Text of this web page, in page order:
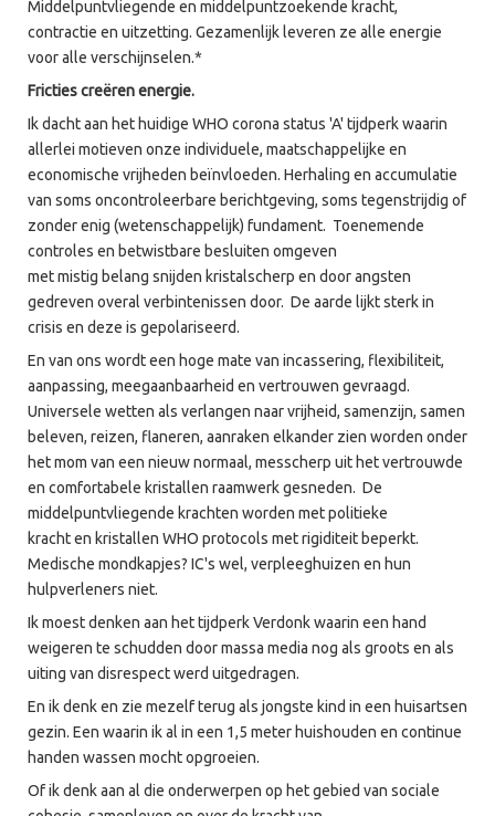
Middelpuntvliegende en middelpuntzoekende kracht,
contractie en uitzetting. Gezamenlijk leveren ze alle energie
voor alle verschijnselen.*
Fricties creëren energie.
Ik dacht aan het huidige WHO corona status 'A' tijdperk waarin
allerlei motieven onze individuele, maatschappelijke en
economische vrijheden beïnvloeden. Herhaling en accumulatie
van soms oncontroleerbare berichtgeving, soms tegenstrijdig of
zonder enig (wetenschappelijk) fundament. Toenemende
controles en betwistbare besluiten omgeven
met mistig belang snijden kristalscherp en door angsten
gedreven overal verbintenissen door. De aarde lijkt sterk in
crisis en deze is gepolariseerd.
En van ons wordt een hoge mate van incassering, flexibiliteit,
aanpassing, meegaanbaarheid en vertrouwen gevraagd.
Universele wetten als verlangen naar vrijheid, samenzijn, samen
beleven, reizen, flaneren, aanraken elkander zien worden onder
het mom van een nieuw normaal, messcherp uit het vertrouwde
en comfortabele kristallen raamwerk gesneden. De
middelpuntvliegende krachten worden met politieke
kracht en kristallen WHO protocols met rigiditeit beperkt.
Medische mondkapjes? IC's wel, verpleeghuizen en hun
hulpverleners niet.
Ik moest denken aan het tijdperk Verdonk waarin een hand
weigeren te schudden door massa media nog als groots en als
uiting van disrespect werd uitgedragen.
En ik denk en zie mezelf terug als jongste kind in een huisartsen
gezin. Een waarin ik al in een 1,5 meter huishouden en continue
handen wassen mocht opgroeien.
Of ik denk aan al die onderwerpen op het gebied van sociale